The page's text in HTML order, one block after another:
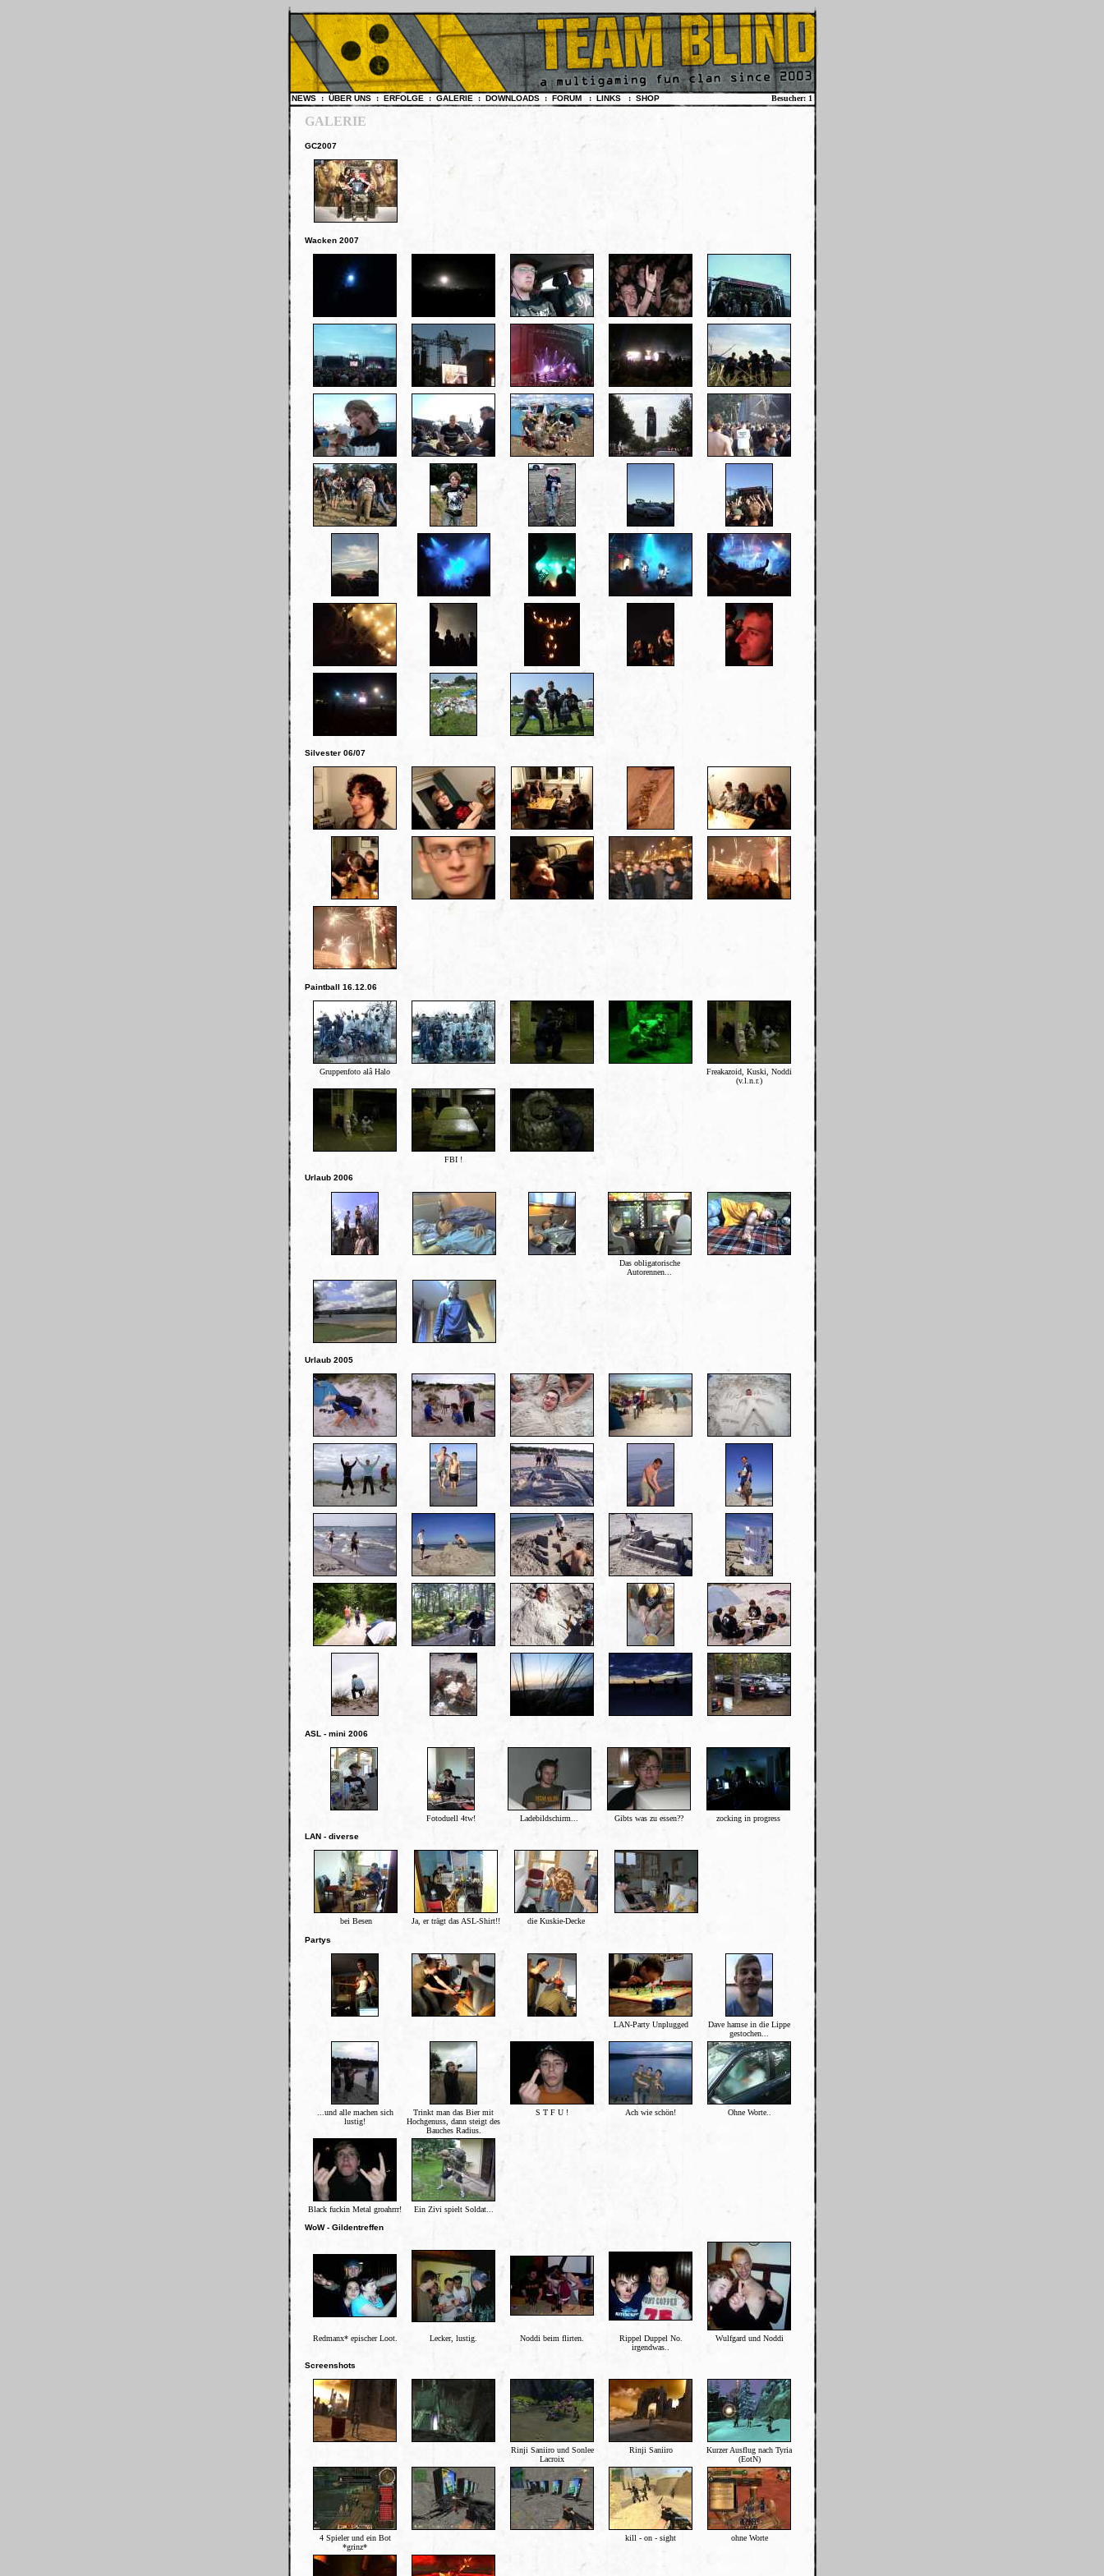
NEWS : ÜBER UNS : ERFOLGE : GALERIE : DOWNLOADS : FORUM : LINKS : SHOP Besucher: 1
GALERIE
GC2007
Wacken 2007
Silvester 06/07
Paintball 16.12.06
Gruppenfoto alâ Halo
Freakazoid, Kuski, Noddi
(v.l.n.r.)
FBI !
Urlaub 2006
Das obligatorische
Autorennen...
Urlaub 2005
ASL - mini 2006
Fotoduell 4tw! Ladebildschirm... Gibts was zu essen?? zocking in progress
LAN - diverse
bei Besen Ja, er trägt das ASL-Shirt!! die Kuskie-Decke
Partys
LAN-Party Unplugged
Dave hamse in die Lippe
gestochen...
...und alle machen sich
lustig!
Trinkt man das Bier mit
Hochgenuss, dann steigt des
Bauches Radius.
S T F U ! Ach wie schön! Ohne Worte..
Black fuckin Metal groahrrr! Ein Zivi spielt Soldat...
WoW - Gildentreffen
Redmanx* epischer Loot. Lecker, lustig. Noddi beim flirten.
Rippel Duppel No.
irgendwas..
Wulfgard und Noddi
Screenshots
Rinji Saniiro und Sonlee
Lacroix
Rinji Saniiro
Kurzer Ausflug nach Tyria
(EotN)
4 Spieler und ein Bot
*grinz*
kill - on - sight ohne Worte